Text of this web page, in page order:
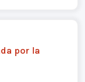
por la